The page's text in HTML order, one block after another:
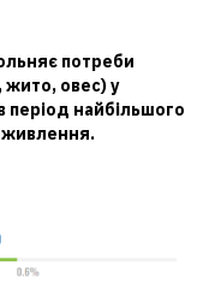
потреби
жито, овес) у
період найбільшого
живлення.